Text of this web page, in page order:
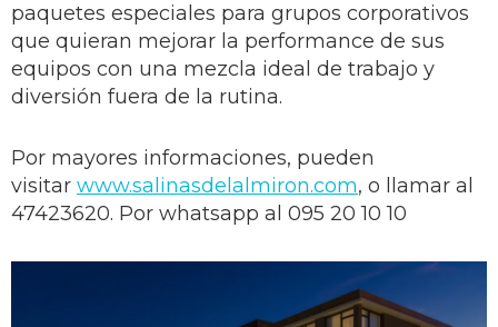
paquetes especiales para grupos corporativos
que quieran mejorar la performance de sus
equipos con una mezcla ideal de trabajo y
diversión fuera de la rutina.
Por mayores informaciones, pueden
visitar www.salinasdelalmiron.com, o llamar al
47423620. Por whatsapp al 095 20 10 10